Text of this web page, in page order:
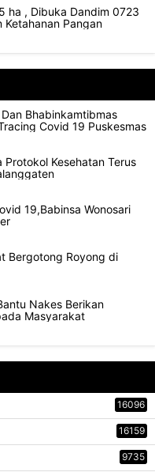
ha , Dibuka Dandim 0723
Ketahanan Pangan
Bhabinkamtibmas
Covid 19 Puskesmas
Protokol Kesehatan Terus
19,Babinsa Wonosari
Bergotong Royong di
Nakes Berikan
Masyarakat
16096
16159
9735